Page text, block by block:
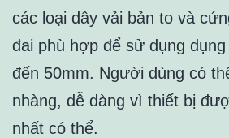
các loại dây vải bản to và
đai phù hợp để sử dụng
đến 50mm. Người dùng có
nhàng, dễ dàng vì thiết bị
nhất có thể.